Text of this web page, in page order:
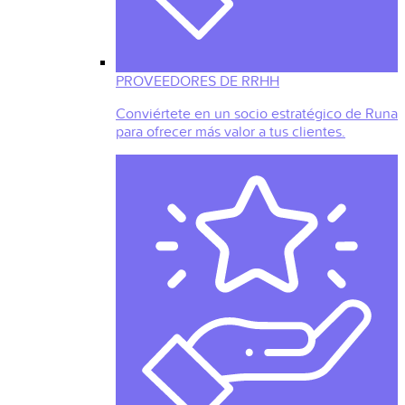
PROVEEDORES DE RRHH
Conviértete en un socio estratégico de Runa
para ofrecer más valor a tus clientes.